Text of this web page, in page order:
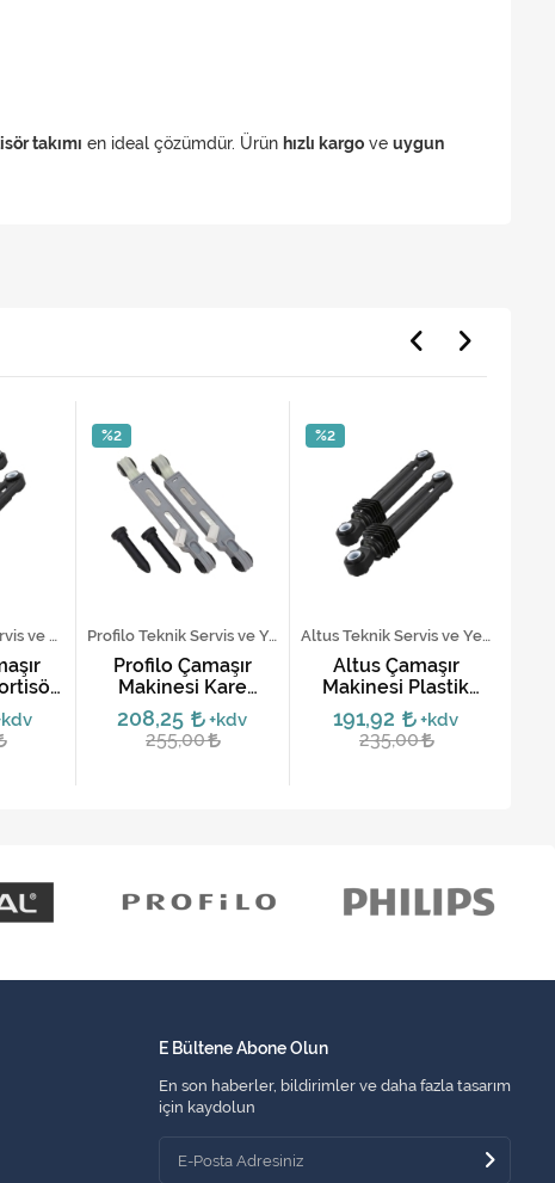
takımı en ideal çözümdür. Ürün hızlı kargo ve uygun
Arçelik Teknik Servis ve Yedek Parça Hizmetleri
%2
Profilo Teknik Servis ve Yedek Parça Hizmetleri
Profilo Çamaşır
Makinesi Kare
Amortisör Takımı
(3'lü Set)
208,25 +kdv
255,00
%2
Altus Teknik Servis ve Yedek Parça Hizmetleri
Altus Çamaşır
Makinesi Plastik
Amortisör Takımı
(2'li Set)
191,92 +kdv
235,00
E Bültene Abone Olun
En son haberler, bildirimler ve daha fazla tasarım
için kaydolun